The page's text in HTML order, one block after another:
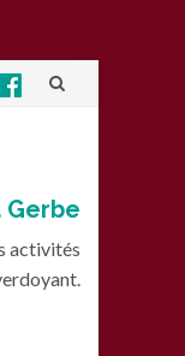
Gerbe
activités